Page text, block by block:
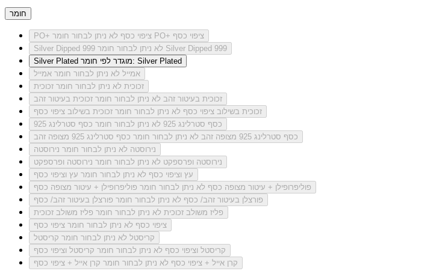
חומר
PO+ ציפוי כסף
לא ניתן לבחור חומר PO+ ציפוי כסף
Silver Dipped 999
לא ניתן לבחור חומר Silver Dipped 999
Silver Plated
מוגדר לפי חומר: Silver Plated
אמייל לא ניתן לבחור חומר אמייל
זכוכית לא ניתן לבחור חומר זכוכית
זכוכית בעיטור זהב לא ניתן לבחור חומר זכוכית בעיטור זהב
זכוכית בשילוב ציפוי כסף לא ניתן לבחור חומר זכוכית בשילוב ציפוי כסף
כסף סטרלינג 925
לא ניתן לבחור חומר כסף סטרלינג 925
כסף סטרלינג 925 מצופה זהב
לא ניתן לבחור חומר כסף סטרלינג 925 מצופה זהב
נירוסטה לא ניתן לבחור חומר נירוסטה
נירוסטה ופרספקט לא ניתן לבחור חומר נירוסטה ופרספקט
עץ וציפוי כסף לא ניתן לבחור חומר עץ וציפוי כסף
פוליפרופילן + עיטור מצופה כסף לא ניתן לבחור חומר פוליפרופילן + עיטור מצופה כסף
פורצלן בעיטור זהב/ כסף לא ניתן לבחור חומר פורצלן בעיטור זהב/ כסף
פליז משולב זכוכית לא ניתן לבחור חומר פליז משולב זכוכית
ציפוי כסף לא ניתן לבחור חומר ציפוי כסף
קריסטל לא ניתן לבחור חומר קריסטל
קריסטל וציפוי כסף לא ניתן לבחור חומר קריסטל וציפוי כסף
קרן אייל + ציפוי כסף לא ניתן לבחור חומר קרן אייל + ציפוי כסף